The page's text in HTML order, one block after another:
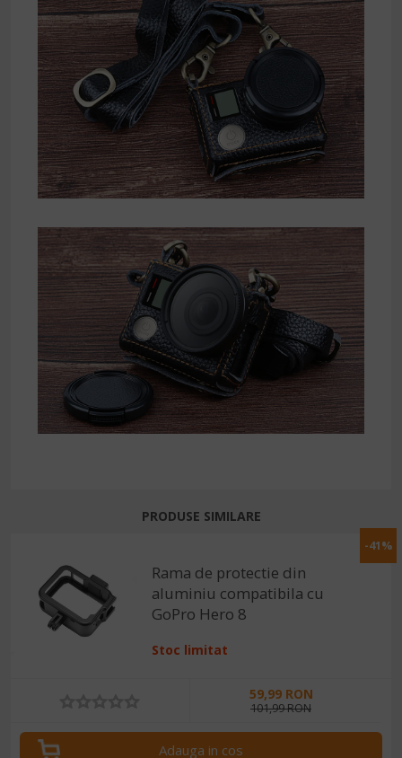
PRODUSE SIMILARE
-41%
Rama de protectie din
aluminiu compatibila cu
GoPro Hero 8
Stoc limitat
59,99 RON
101,99 RON
Adauga in cos